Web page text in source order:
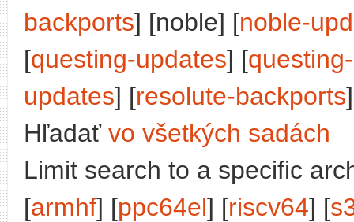
backports] [noble] [noble-
[questing-updates] [
updates] [resolute-backports
Hľadať vo všetkých sadách
Limit search to a specific
[armhf] [ppc64el] [riscv64] [